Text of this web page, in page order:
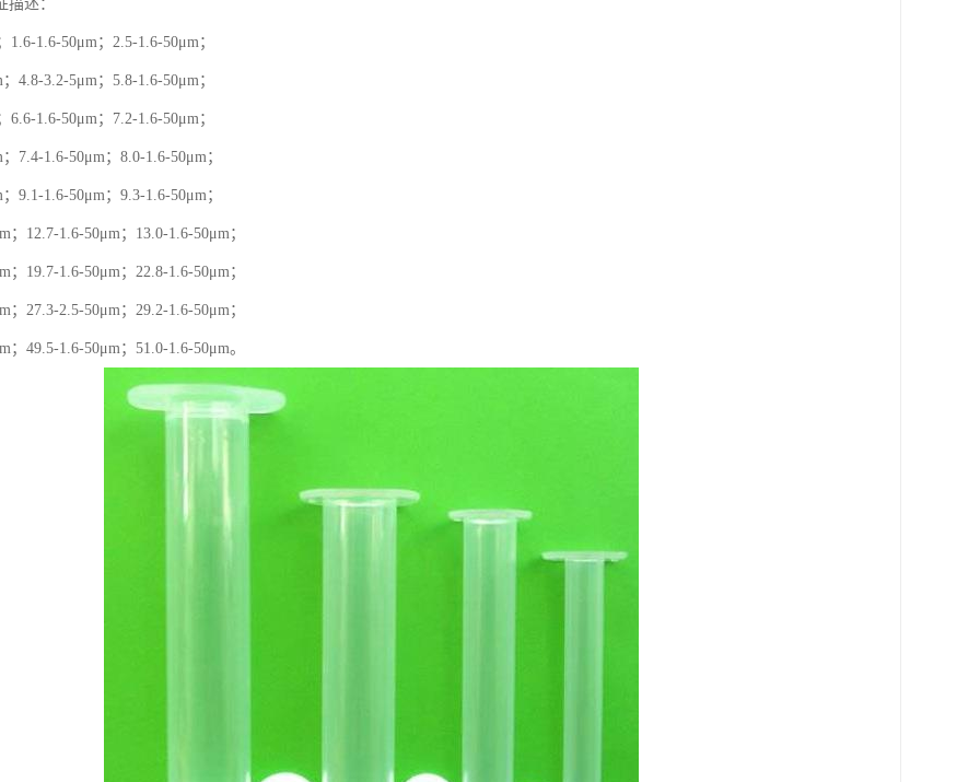
描述：
1.6-1.6-50μm；2.5-1.6-50μm；
4.8-3.2-5μm；5.8-1.6-50μm；
6.6-1.6-50μm；7.2-1.6-50μm；
7.4-1.6-50μm；8.0-1.6-50μm；
9.1-1.6-50μm；9.3-1.6-50μm；
；12.7-1.6-50μm；13.0-1.6-50μm；
；19.7-1.6-50μm；22.8-1.6-50μm；
；27.3-2.5-50μm；29.2-1.6-50μm；
；49.5-1.6-50μm；51.0-1.6-50μm。